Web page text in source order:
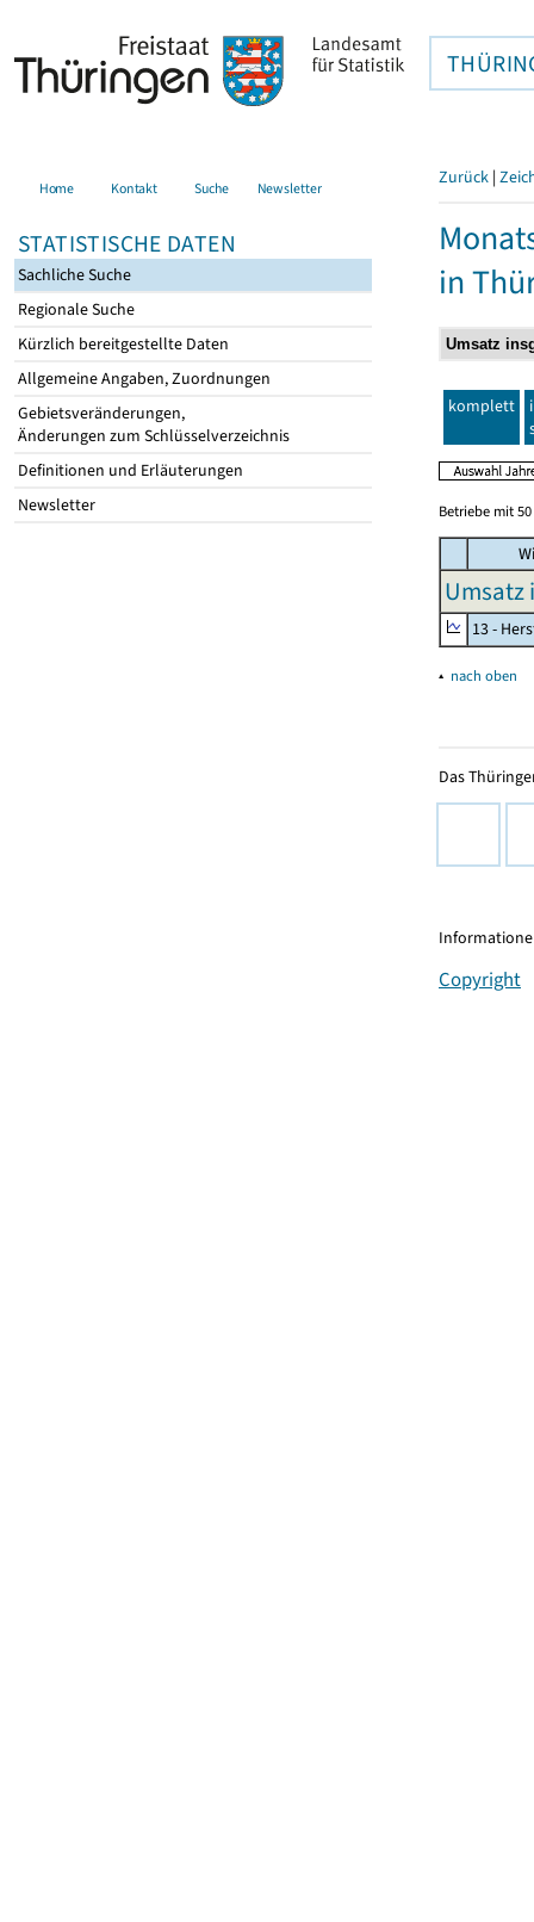
Home Kontakt Suche Newsletter
STATISTISCHE DATEN
Sachliche Suche
Regionale Suche
Kürzlich bereitgestellte Daten
Allgemeine Angaben, Zuordnungen
Gebietsveränderungen,
Änderungen zum Schlüsselverzeichnis
Definitionen und Erläuterungen
Newsletter
Zurück |
in
komplett
Betriebe mit
Umsatz
13 -
▴ nach oben
Das
Copyright